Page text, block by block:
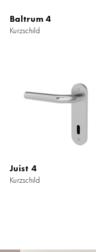
Baltrum 4
Kurzschild
Juist 4
Kurzschild